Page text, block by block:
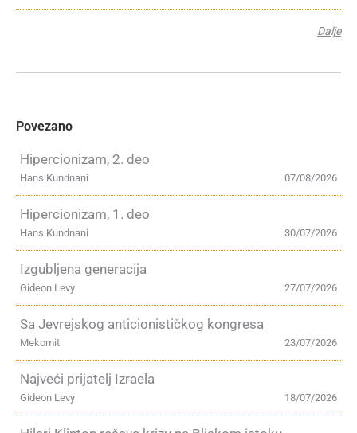
Dalje
Povezano
Hipercionizam, 2. deo
07/08/2026
Hans Kundnani
Hipercionizam, 1. deo
30/07/2026
Hans Kundnani
Izgubljena generacija
27/07/2026
Gideon Levy
Sa Jevrejskog anticionističkog kongresa
23/07/2026
Mekomit
Najveći prijatelj Izraela
18/07/2026
Gideon Levy